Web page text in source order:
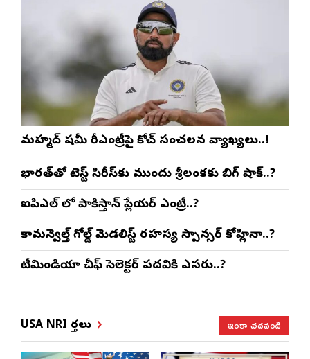
మహ్మద్ షమీ రీఎంట్రీపై కోచ్ సంచలన వ్యాఖ్యలు..!
భారత్‌తో టెస్ట్ సిరీస్‌కు ముందు శ్రీలంకకు బిగ్ షాక్..?
ఐపిఎల్ లో పాకిస్తాన్ ప్లేయర్ ఎంట్రీ..?
కామన్వెల్త్ గోల్డ్ మెడలిస్ట్ రహస్య స్పాన్సర్ కోహ్లినా..?
టీమిండియా చీఫ్ సెలెక్టర్ పదవికి ఎసరు..?
USA NRI వార్తలు ఇంకా చదవండి